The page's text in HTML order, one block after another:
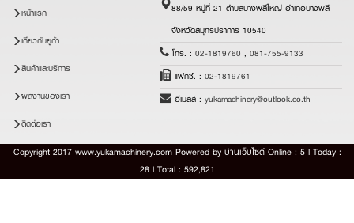
หน้าแรก
เกี่ยวกับยูก้า
สินค้าและบริการ
ผลงานของเรา
ติดต่อเรา
88/59 หมู่ที่ 21 ตำบลบางพลีใหญ่ อำเภอบางพลี
จังหวัดสมุทรปราการ 10540
โทร. : 02-1819760 , 081-755-9133
แฟกซ์. : 02-1819761
อีเมลล์ : yukamachinery@outlook.co.th
Copyright 2017 www.yukamachinery.com Powered by บ้านเว็บไซต์Online : 5 l Today :
28 l Total : 592,821